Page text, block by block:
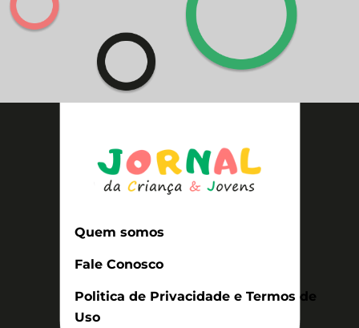
Quem somos
Fale Conosco
Politica de Privacidade e Termos de
Uso